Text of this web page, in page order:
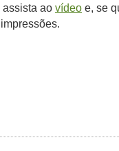
assista ao vídeo e, se